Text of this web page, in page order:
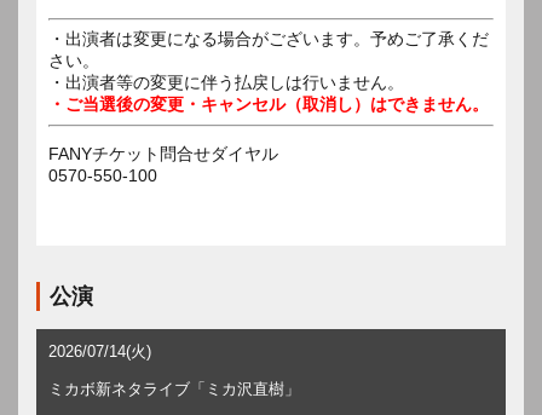
・出演者は変更になる場合がございます。予めご了承くだ
さい。
・出演者等の変更に伴う払戻しは行いません。
・ご当選後の変更・キャンセル（取消し）はできません。
FANYチケット問合せダイヤル
0570-550-100
公演
2026/07/14(火)
ミカボ新ネタライブ「ミカ沢直樹」